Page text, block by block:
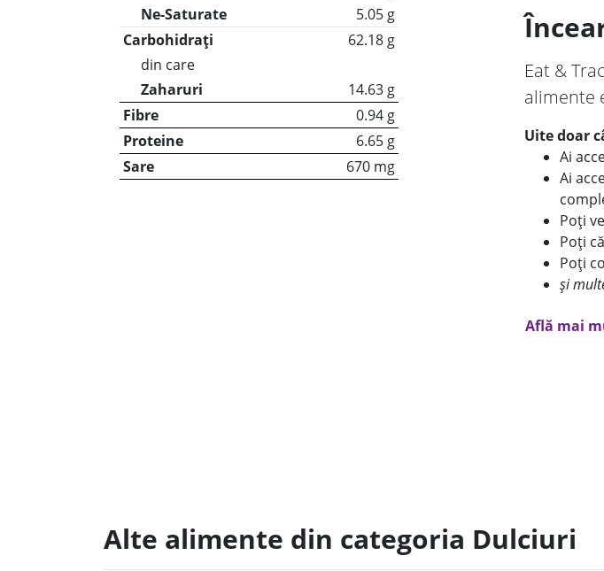
Ne-Saturate
5.05 g
Carbohidrați
62.18 g
din care
Zaharuri
14.63 g
Fibre
0.94 g
Proteine
6.65 g
Sare
670 mg
Eat &
alimente
Uite doar
Ai
Ai
Poți
Poți
Poți
și
Află mai
Alte alimente din categoria Dulciuri